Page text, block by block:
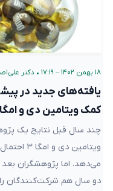
۱۸ بهمن ۱۴۰۲ – ۱۷:۱۹ • دکتر
یافته‌های جدید در
کمک ویتامین دی و امگا ۳
چند سال قبل نتایج یک
ویتامین
می‌دهد. اما پژوهشگران
دو سال هم شرکت‌کنندگان را